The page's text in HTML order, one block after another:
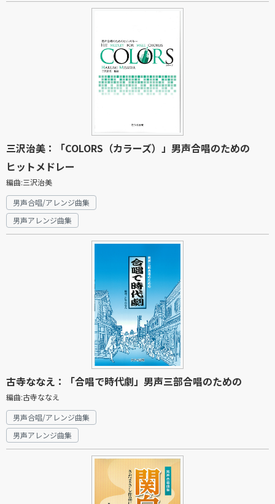
三沢治美：「COLORS（カラーズ）」男声合唱のための
ヒットメドレー
編曲:三沢治美
男声合唱/アレンジ曲集
男声アレンジ曲集
古寺ななえ：「合唱で時代劇」男声三部合唱のための
編曲:古寺ななえ
男声合唱/アレンジ曲集
男声アレンジ曲集